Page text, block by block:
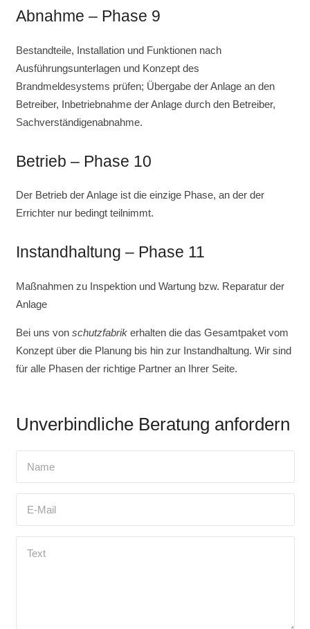
Abnahme – Phase 9
Bestandteile, Installation und Funktionen nach
Ausführungsunterlagen und Konzept des
Brandmeldesystems prüfen; Übergabe der Anlage an den
Betreiber, Inbetriebnahme der Anlage durch den Betreiber,
Sachverständigenabnahme.
Betrieb – Phase 10
Der Betrieb der Anlage ist die einzige Phase, an der der
Errichter nur bedingt teilnimmt.
Instandhaltung – Phase 11
Maßnahmen zu Inspektion und Wartung bzw. Reparatur der
Anlage
Bei uns von schutzfabrikerhalten die das Gesamtpaket vom
Konzept über die Planung bis hin zur Instandhaltung. Wir sind
für alle Phasen der richtige Partner an Ihrer Seite.
Unverbindliche Beratung anfordern